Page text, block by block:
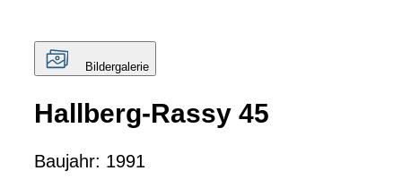
Bildergalerie
Hallberg-Rassy 45
Baujahr: 1991